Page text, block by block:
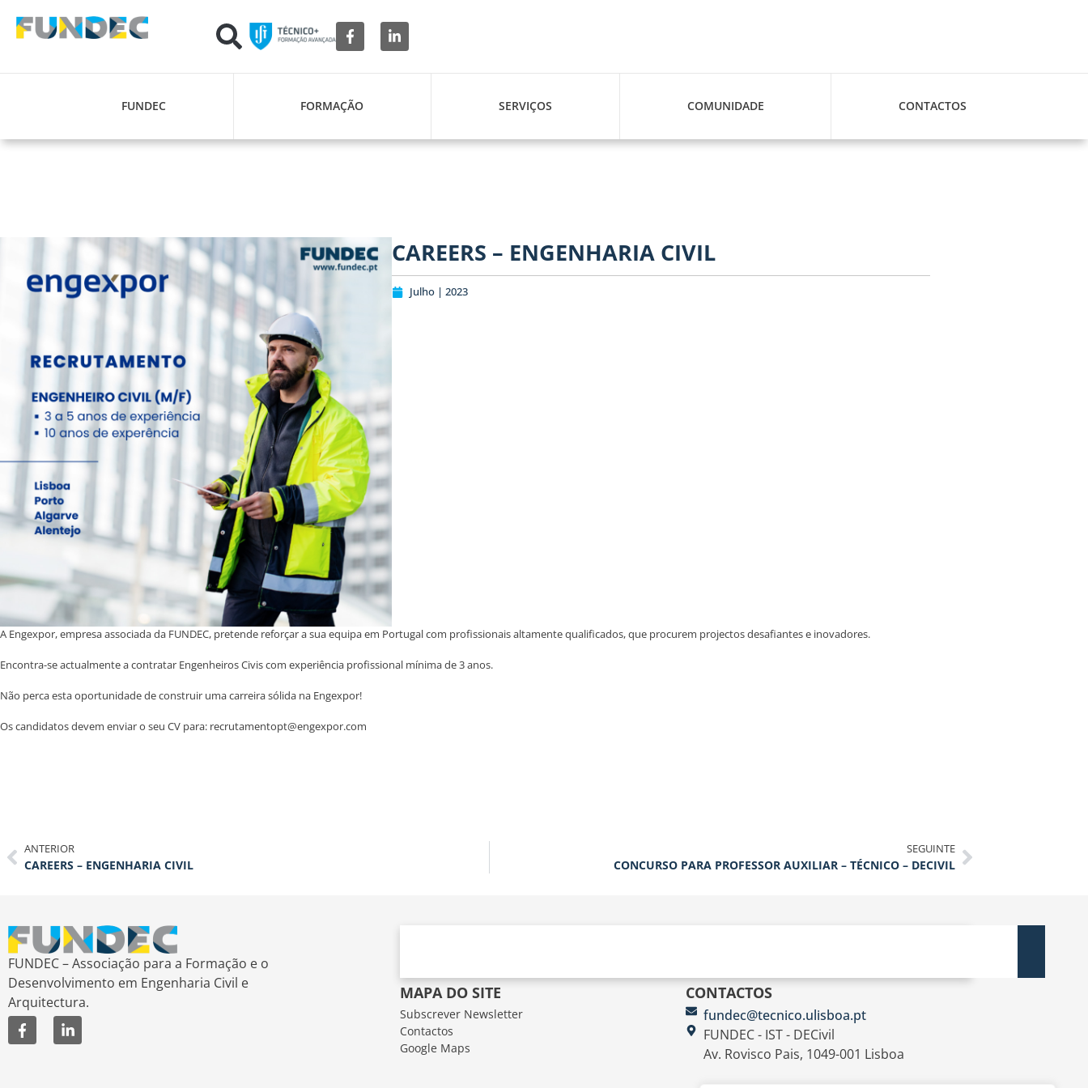
FUNDEC FORMAÇÃO SERVIÇOS COMUNIDADE CONTACTOS
CAREERS – ENGENHARIA CIVIL
Julho | 2023
A Engexpor, empresa associada da FUNDEC, pretende reforçar a sua equipa em Portugal com profissionais altamente qualificados, que procurem projectos desafiantes e inovadores.
Encontra-se actualmente a contratar Engenheiros Civis com experiência profissional mínima de 3 anos.
Não perca esta oportunidade de construir uma carreira sólida na Engexpor!
Os candidatos devem enviar o seu CV para: recrutamentopt@engexpor.com
ANTERIOR
CAREERS – ENGENHARIA CIVIL
SEGUINTE
CONCURSO PARA PROFESSOR AUXILIAR – TÉCNICO – DECIVIL
FUNDEC – Associação para a Formação e o
Desenvolvimento em Engenharia Civil e
Arquitectura.
MAPA DO SITE
Subscrever Newsletter
Contactos
Google Maps
CONTACTOS
fundec@tecnico.ulisboa.pt
FUNDEC - IST - DECivil
Av. Rovisco Pais, 1049-001 Lisboa